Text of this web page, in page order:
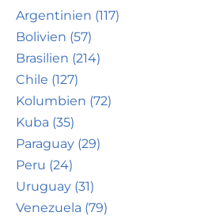
Argentinien (117)
Bolivien (57)
Brasilien (214)
Chile (127)
Kolumbien (72)
Kuba (35)
Paraguay (29)
Peru (24)
Uruguay (31)
Venezuela (79)